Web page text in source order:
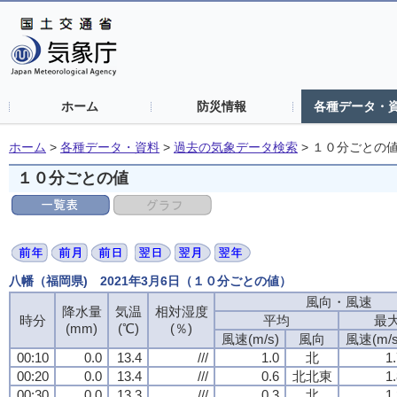
ホーム 防災情報 各種データ・
ホーム > 各種データ・資料 > 過去の気象データ検索 > １０分ごとの
１０分ごとの値
八幡（福岡県) 2021年3月6日（１０分ごとの値）
時分
降水量
(mm)
気温
(℃)
相対湿度
(％)
風向・風速
平均
最
風速(m/s)
風向
風速(m/
00:10
0.0 13.4 /// 1.0 北
00:20
0.0 13.4 /// 0.6 北北東